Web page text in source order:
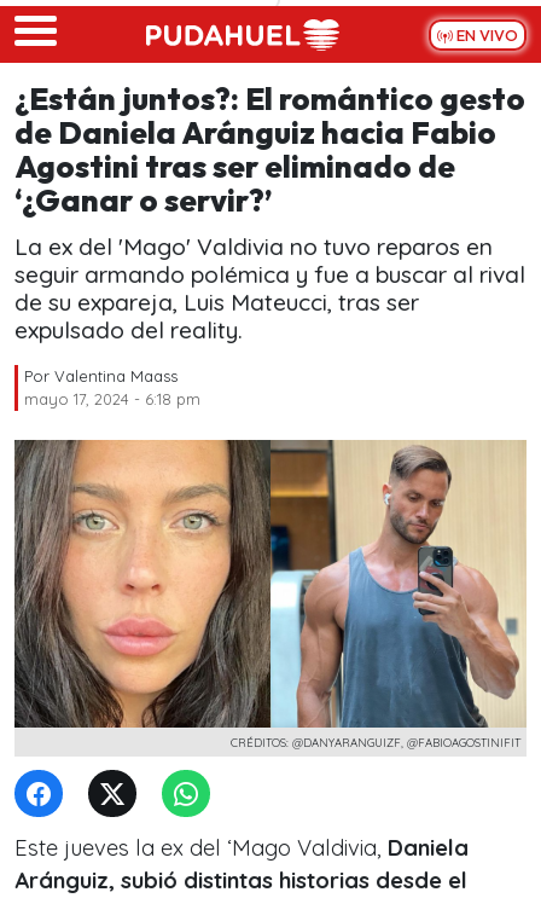
Skip to main content
EN VIVO
¿Están juntos?: El romántico gesto
de Daniela Aránguiz hacia Fabio
Agostini tras ser eliminado de
‘¿Ganar o servir?’
La ex del 'Mago' Valdivia no tuvo reparos en
seguir armando polémica y fue a buscar al rival
de su expareja, Luis Mateucci, tras ser
expulsado del reality.
Por Valentina Maass
mayo 17, 2024 - 6:18 pm
CRÉDITOS: @DANYARANGUIZF, @FABIOAGOSTINIFIT
Este jueves la ex del ‘Mago Valdivia, Daniela
Aránguiz, subió distintas historias desde el